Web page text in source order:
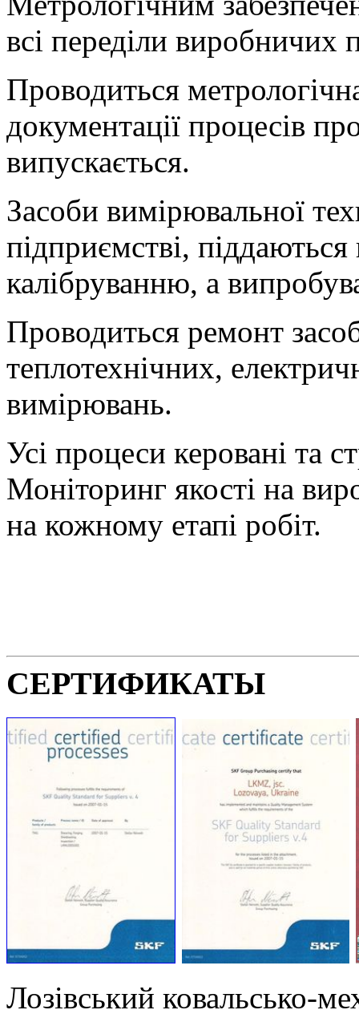
всі переділи виробничих
Проводиться
документації процесів
випускається.
Засоби вимірювальної
підприємстві, піддаються
калібруванню, а
Проводиться ремонт
теплотехнічних,
вимірювань.
Усі процеси керовані та
Моніторинг якості на
на кожному етапі робіт.
СЕРТИФИКАТЫ
Лозівський ковальсько-